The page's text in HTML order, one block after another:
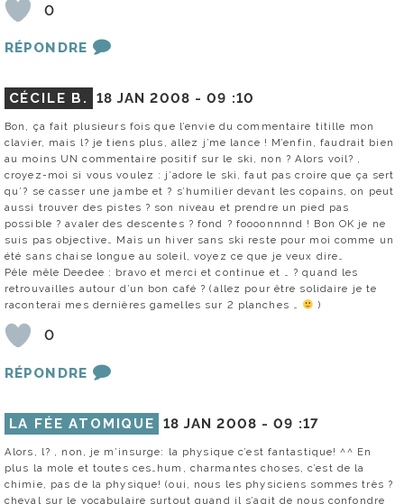
0
RÉPONDRE
CÉCILE B. 18 JAN 2008 -09 :10
Bon, ça fait plusieurs fois que l’envie du commentaire titille mon
clavier, mais l? je tiens plus, allez j’me lance ! M’enfin, faudrait bien
au moins UN commentaire positif sur le ski, non ? Alors voil? ,
croyez-moi si vous voulez : j’adore le ski, faut pas croire que ça sert
qu’? se casser une jambe et ? s’humilier devant les copains, on peut
aussi trouver des pistes ? son niveau et prendre un pied pas
possible ? avaler des descentes ? fond ? foooonnnnd ! Bon OK je ne
suis pas objective… Mais un hiver sans ski reste pour moi comme un
été sans chaise longue au soleil, voyez ce que je veux dire…
Pêle mêle Deedee : bravo et merci et continue et … ? quand les
retrouvailles autour d’un bon café ? (allez pour être solidaire je te
raconterai mes dernières gamelles sur 2 planches …
)
0
RÉPONDRE
LA FÉE ATOMIQUE 18 JAN 2008 -09 :17
Alors, l? , non, je m’insurge: la physique c’est fantastique! ^^ En
plus la mole et toutes ces…hum, charmantes choses, c’est de la
chimie, pas de la physique! (oui, nous les physiciens sommes très ?
cheval sur le vocabulaire surtout quand il s’agit de nous confondre